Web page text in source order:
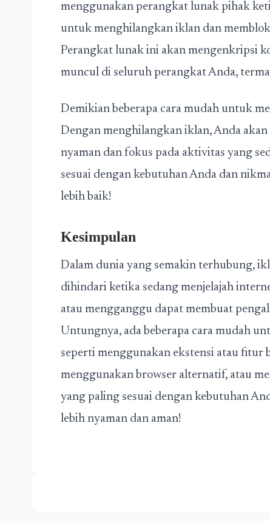
menggunakan perangkat lunak pihak
untuk menghilangkan iklan dan
Perangkat lunak ini akan mengenkripsi
muncul di seluruh perangkat Anda,
Demikian beberapa cara mudah untuk
Dengan menghilangkan iklan, Anda
nyaman dan fokus pada aktivitas yang
sesuai dengan kebutuhan Anda dan
lebih baik!
Kesimpulan
Dalam dunia yang semakin terhubung,
dihindari ketika sedang menjelajah
atau mengganggu dapat membuat
Untungnya, ada beberapa cara mudah
seperti menggunakan ekstensi atau
menggunakan browser alternatif, atau
yang paling sesuai dengan kebutuhan
lebih nyaman dan aman!